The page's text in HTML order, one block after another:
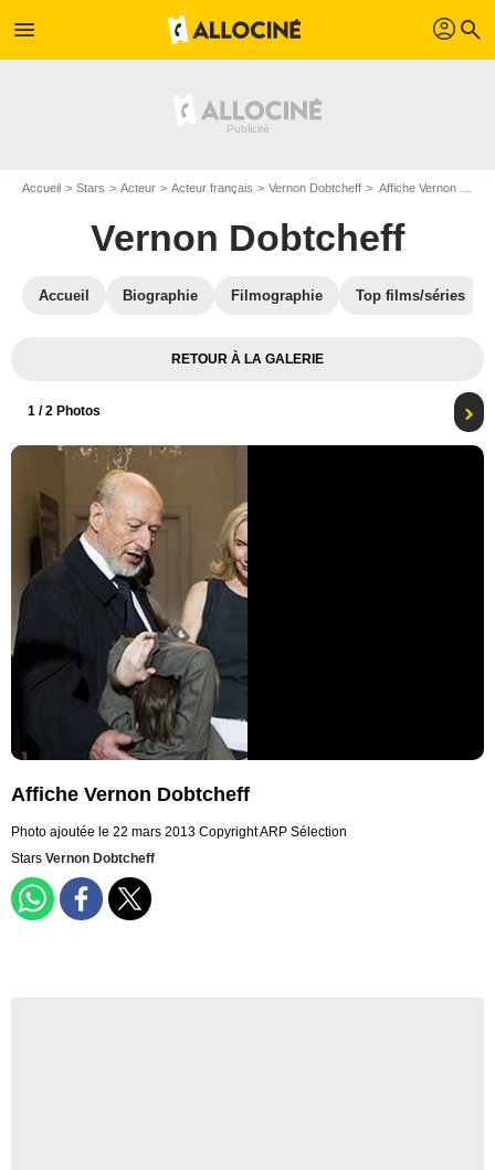
menu profil search
Accueil Stars Acteur Acteur français Vernon Dobtcheff Affiche Vernon Dobtcheff
Vernon Dobtcheff
Accueil Biographie Filmographie Top films/séries
RETOUR À LA GALERIE
1 / 2 Photos
Affiche Vernon Dobtcheff
Photo ajoutée le 22 mars 2013 Copyright ARP Sélection
Stars Vernon Dobtcheff